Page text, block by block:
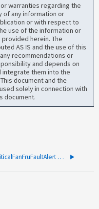
warranties regarding the
of any information or
or with respect to
use of the information or
herein. The
AS IS and the use of this
recommendations or
and depends on
integrate them into the
document and the
solely in connection with
document.
CriticalFanFruFaultAlert ファームウェア更新に失敗した後、定期的に発生